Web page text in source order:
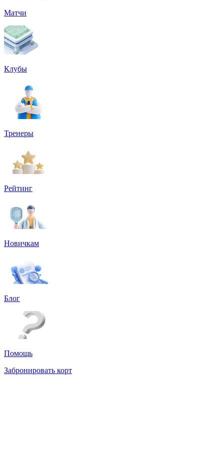
Матчи
Клубы
Тренеры
Рейтинг
Новичкам
Блог
Помощь
Забронировать корт